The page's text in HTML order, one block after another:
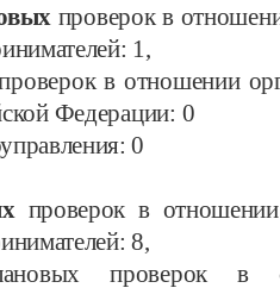
проверок в
1 ,
в отношении
Федерации: 0
0
проверок в
8,
проверок в